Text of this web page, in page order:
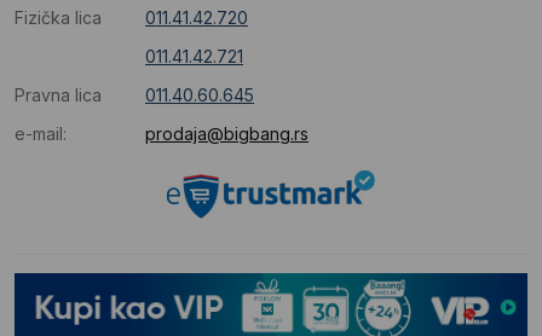
Fizička lica
011.41.42.720
011.41.42.721
Pravna lica
011.40.60.645
e-mail:
prodaja@bigbang.rs